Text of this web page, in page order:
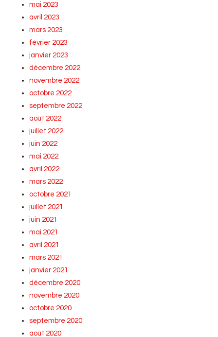
mai 2023
avril 2023
mars 2023
février 2023
janvier 2023
décembre 2022
novembre 2022
octobre 2022
septembre 2022
août 2022
juillet 2022
juin 2022
mai 2022
avril 2022
mars 2022
octobre 2021
juillet 2021
juin 2021
mai 2021
avril 2021
mars 2021
janvier 2021
décembre 2020
novembre 2020
octobre 2020
septembre 2020
août 2020